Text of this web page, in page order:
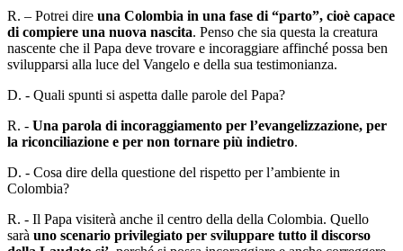
R. – Potrei dire una Colombia in una fase di “parto”, cioè capace
di compiere una nuova nascita. Penso che sia questa la creatura
nascente che il Papa deve trovare e incoraggiare affinché possa ben
svilupparsi alla luce del Vangelo e della sua testimonianza.
D. - Quali spunti si aspetta dalle parole del Papa?
R. - Una parola di incoraggiamento per l’evangelizzazione, per
la riconciliazione e per non tornare più indietro.
D. - Cosa dire della questione del rispetto per l’ambiente in
Colombia?
R. - Il Papa visiterà anche il centro della della Colombia. Quello
sarà uno scenario privilegiato per sviluppare tutto il discorso